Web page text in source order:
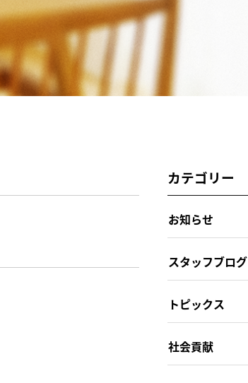
カテゴリー
お知らせ
スタッフブログ
トピックス
社会貢献